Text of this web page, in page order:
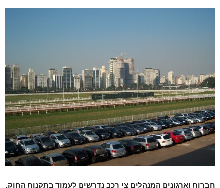
חברות וארגונים המנהלים צי רכב נדרשים לעמוד בתקנות החוק.